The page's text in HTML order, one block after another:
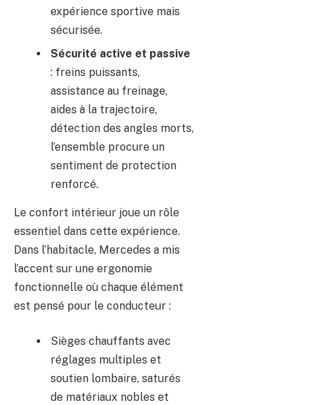
expérience sportive mais
sécurisée.
Sécurité active et passive
: freins puissants,
assistance au freinage,
aides à la trajectoire,
détection des angles morts,
l’ensemble procure un
sentiment de protection
renforcé.
Le confort intérieur joue un rôle
essentiel dans cette expérience.
Dans l’habitacle, Mercedes a mis
l’accent sur une ergonomie
fonctionnelle où chaque élément
est pensé pour le conducteur :
Sièges chauffants avec
réglages multiples et
soutien lombaire, saturés
de matériaux nobles et